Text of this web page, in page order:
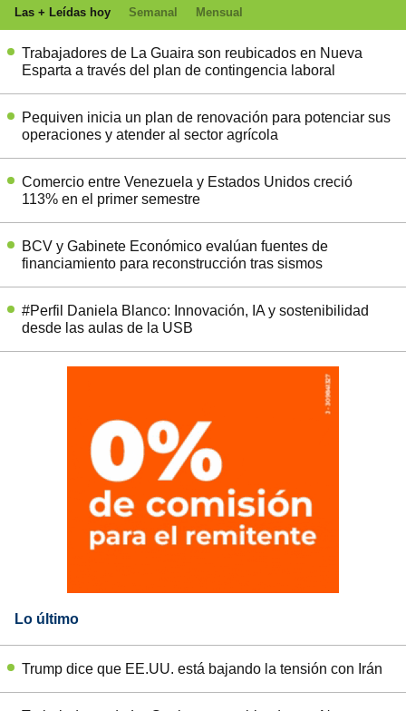
Las + Leídas hoy Semanal Mensual
Trabajadores de La Guaira son reubicados en Nueva
Esparta a través del plan de contingencia laboral
Pequiven inicia un plan de renovación para potenciar sus
operaciones y atender al sector agrícola
Comercio entre Venezuela y Estados Unidos creció
113% en el primer semestre
BCV y Gabinete Económico evalúan fuentes de
financiamiento para reconstrucción tras sismos
#Perfil Daniela Blanco: Innovación, IA y sostenibilidad
desde las aulas de la USB
Lo último
Trump dice que EE.UU. está bajando la tensión con Irán